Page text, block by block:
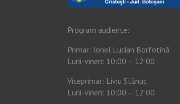
Program audiente:
Primar: Ionel Lucian Borfotină
Luni-vineri: 10:00 – 12:00
Viceprimar: Liviu Stănuc
Luni-vineri: 10:00 – 12:00